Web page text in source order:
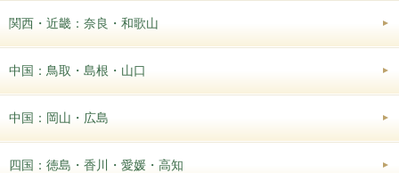
関西・近畿：奈良・和歌山
中国：鳥取・島根・山口
中国：岡山・広島
四国：徳島・香川・愛媛・高知